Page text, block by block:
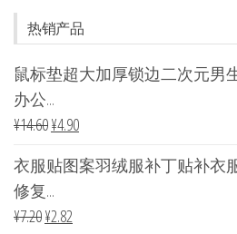
热销产品
鼠标垫超大加厚锁边二次元男
办公...
¥14.60¥4.90
衣服贴图案羽绒服补丁贴补衣
修复...
¥7.20¥2.82